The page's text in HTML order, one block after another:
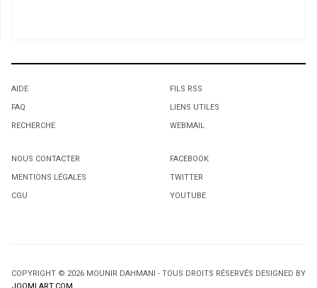
AIDE
FAQ
RECHERCHE
FILS RSS
LIENS UTILES
WEBMAIL
NOUS CONTACTER
MENTIONS LÉGALES
CGU
FACEBOOK
TWITTER
YOUTUBE
COPYRIGHT © 2026 MOUNIR DAHMANI - TOUS DROITS RÉSERVÉS DESIGNED BY